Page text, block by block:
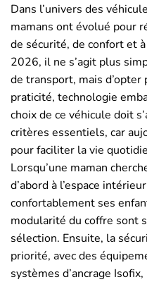
Dans l’univers des
mamans ont évolué pour
de sécurité, de confort et
2026, il ne s’agit plus
de transport, mais
praticité, technologie
choix de ce véhicule doit
critères essentiels, car
pour faciliter la vie
Lorsqu’une maman
d’abord à l’espace
confortablement ses
modularité du coffre sont
sélection. Ensuite, la
priorité, avec des
systèmes d’ancrage